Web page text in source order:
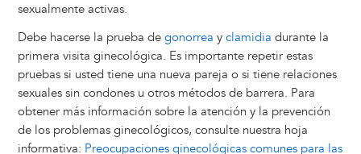
sexualmente activas.
Debe hacerse la prueba de gonorrea y clamidia durante la
primera visita ginecológica. Es importante repetir estas
pruebas si usted tiene una nueva pareja o si tiene relaciones
sexuales sin condones u otros métodos de barrera. Para
obtener más información sobre la atención y la prevención
de los problemas ginecológicos, consulte nuestra hoja
informativa: Preocupaciones ginecológicas comunes para las